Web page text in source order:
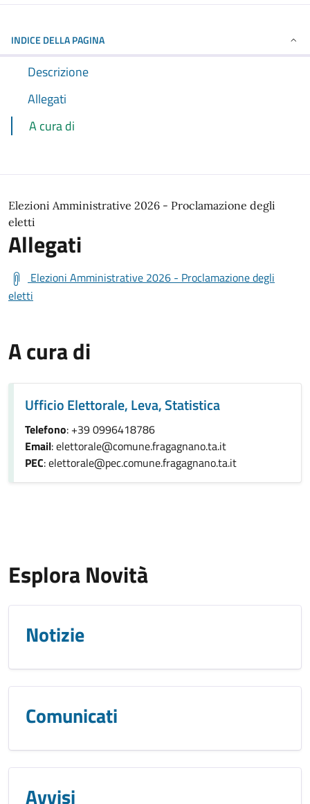
INDICE DELLA PAGINA
Descrizione
Allegati
A cura di
Elezioni Amministrative 2026 - Proclamazione degli
eletti
Allegati
Elezioni Amministrative 2026 - Proclamazione degli
eletti
A cura di
Ufficio Elettorale, Leva, Statistica
Telefono: +39 0996418786
Email: elettorale@comune.fragagnano.ta.it
PEC: elettorale@pec.comune.fragagnano.ta.it
Esplora Novità
Notizie
Comunicati
Avvisi